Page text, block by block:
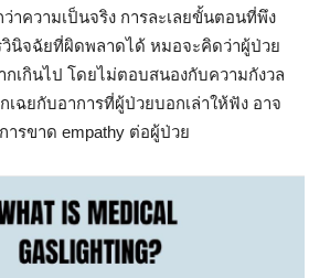
าความเป็นจริง การละเลยขั้นตอนที่พึง
วินิจฉัยที่ผิดพลาดได้ หมอจะคิดว่าผู้ป่วย
กเกินไป โดยไม่ตอบสนองกับความกังวล
เฉยกับอาการที่ผู้ป่วยบอกเล่าให้ฟัง อาจ
ารขาด empathy ต่อผู้ป่วย